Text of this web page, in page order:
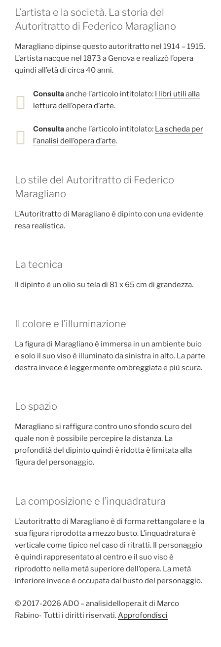
L’artista e la società. La storia del
Autoritratto di Federico Maragliano
Maragliano dipinse questo autoritratto nel 1914 – 1915.
L’artista nacque nel 1873 a Genova e realizzò l’opera
quindi all’età di circa 40 anni.
Consultaanche l’articolo intitolato: I libri utili alla
lettura dell’opera d’arte.
Consultaanche l’articolo intitolato: La scheda per
l’analisi dell’opera d’arte.
Lo stile del Autoritratto di Federico
Maragliano
L’Autoritratto di Maragliano è dipinto con una evidente
resa realistica.
La tecnica
Il dipinto è un olio su tela di 81 x 65 cm di grandezza.
Il colore e l’illuminazione
La figura di Maragliano è immersa in un ambiente buio
e solo il suo viso è illuminato da sinistra in alto. La parte
destra invece è leggermente ombreggiata e più scura.
Lo spazio
Maragliano si raffigura contro uno sfondo scuro del
quale non è possibile percepire la distanza. La
profondità del dipinto quindi è ridotta è limitata alla
figura del personaggio.
La composizione e l’inquadratura
L’autoritratto di Maragliano è di forma rettangolare e la
sua figura riprodotta a mezzo busto. L’inquadratura è
verticale come tipico nel caso di ritratti. Il personaggio
è quindi rappresentato al centro e il suo viso è
riprodotto nella metà superiore dell’opera. La metà
inferiore invece è occupata dal busto del personaggio.
© 2017-2026 ADO – analisidellopera.it di Marco
Rabino- Tutti i diritti riservati.Approfondisci